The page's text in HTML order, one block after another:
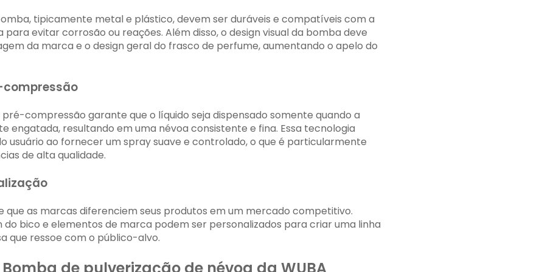
tipicamente metal e plástico, devem ser duráveis ​​e compatíveis com a
evitar corrosão ou reações. Além disso, o design visual da bomba deve
da marca e o design geral do frasco de perfume, aumentando o apelo do
compressão
compressão garante que o líquido seja dispensado somente quando a
engatada, resultando em uma névoa consistente e fina. Essa tecnologia
usuário ao fornecer um spray suave e controlado, o que é particularmente
de alta qualidade.
que as marcas diferenciem seus produtos em um mercado competitivo.
do bico e elementos de marca podem ser personalizados para criar uma linha
que ressoe com o público-alvo.